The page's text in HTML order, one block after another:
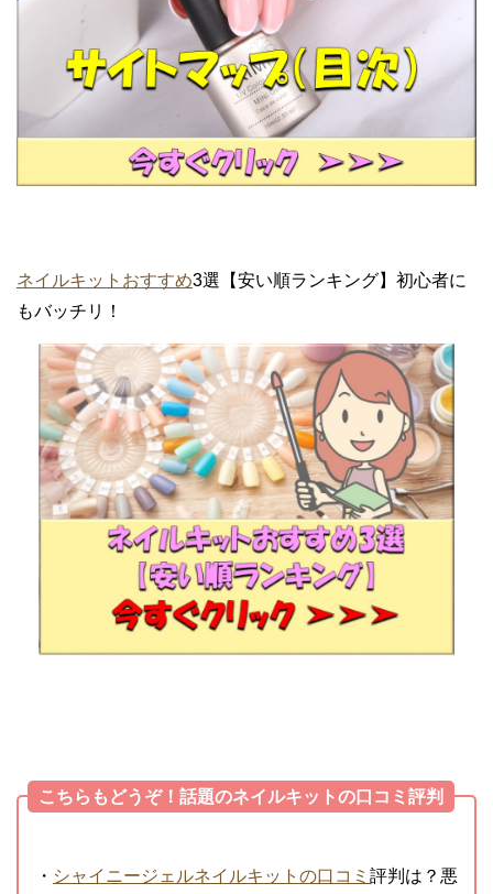
ネイルキットおすすめ3選【安い順ランキング】初心者に
もバッチリ！
こちらもどうぞ！話題のネイルキットの口コミ評判
・ シャイニージェルネイルキットの口コミ 評判は？悪